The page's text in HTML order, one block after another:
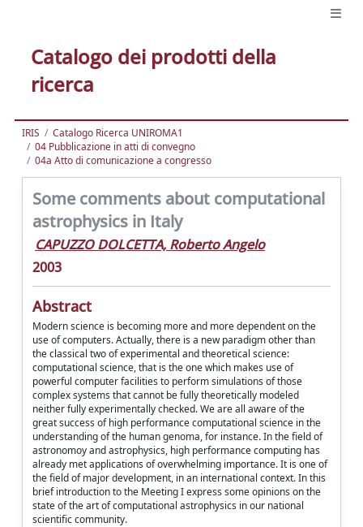
Catalogo dei prodotti della
ricerca
IRIS
Catalogo Ricerca UNIROMA1
04 Pubblicazione in atti di convegno
04a Atto di comunicazione a congresso
Some comments about computational
astrophysics in Italy
CAPUZZO DOLCETTA, Roberto Angelo
2003
Abstract
Modern science is becoming more and more dependent on the
use of computers. Actually, there is a new paradigm other than
the classical two of experimental and theoretical science:
computational science, that is the one which makes use of
powerful computer facilities to perform simulations of those
complex systems that cannot be fully theoretically modeled
neither fully experimentally checked. We are all aware of the
great success of high performance computational science in the
understanding of the human genoma, for instance. In the field of
astronomoy and astrophysics, high performance computing has
already met applications of overwhelming importance. It is one of
the field of major development, in an international context. In this
brief introduction to the Meeting I express some opinions on the
state of the art of computational astrophysics in our national
scientific community.